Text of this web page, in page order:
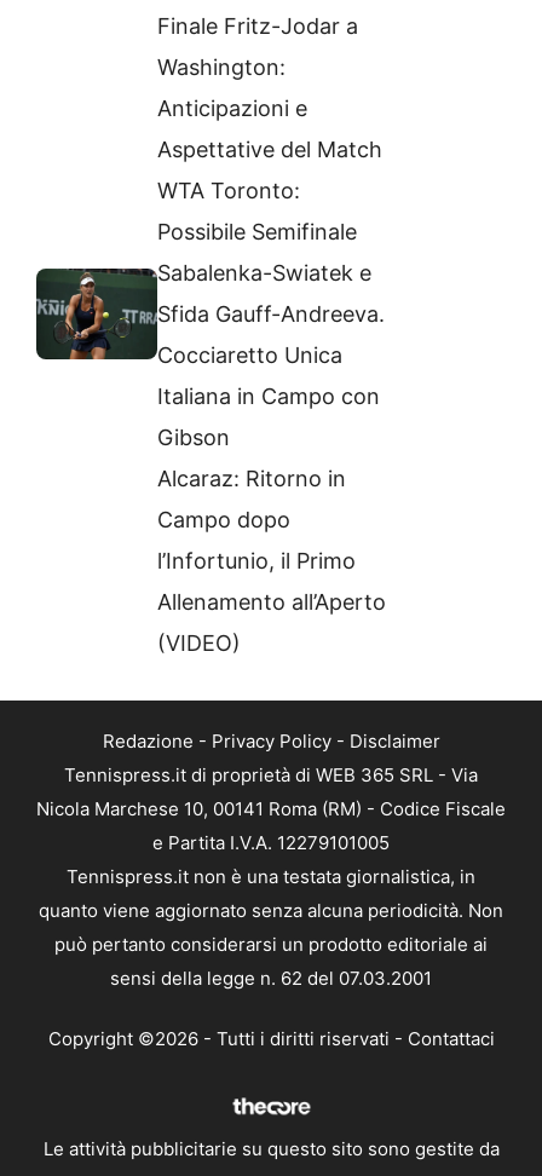
Finale Fritz-Jodar a
Washington:
Anticipazioni e
Aspettative del Match
WTA Toronto:
Possibile Semifinale
Sabalenka-Swiatek e
Sfida Gauff-Andreeva.
Cocciaretto Unica
Italiana in Campo con
Gibson
Alcaraz: Ritorno in
Campo dopo
l’Infortunio, il Primo
Allenamento all’Aperto
(VIDEO)
Redazione - Privacy Policy- Disclaimer
Tennispress.it di proprietà di WEB 365 SRL - Via
Nicola Marchese 10, 00141 Roma (RM) - Codice Fiscale
e Partita I.V.A. 12279101005
Tennispress.it non è una testata giornalistica, in
quanto viene aggiornato senza alcuna periodicità. Non
può pertanto considerarsi un prodotto editoriale ai
sensi della legge n. 62 del 07.03.2001
Copyright ©2026 - Tutti i diritti riservati - Contattaci
Le attività pubblicitarie su questo sito sono gestite da